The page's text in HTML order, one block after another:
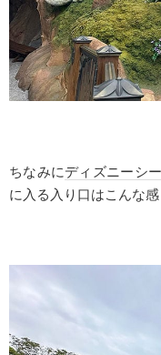
ちなみにディズニーシ
に入る入り口はこんな